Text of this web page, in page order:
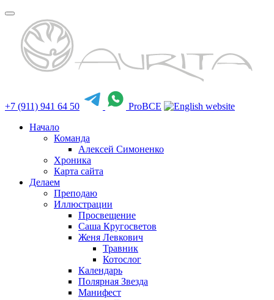
+7 (911) 941 64 50
ProBCE
Начало
Команда
Алексей Симоненко
Хроника
Карта сайта
Делаем
Преподаю
Иллюстрации
Просвещение
Саша Кругосветов
Женя Левкович
Травник
Котослог
Календарь
Полярная Звезда
Манифест